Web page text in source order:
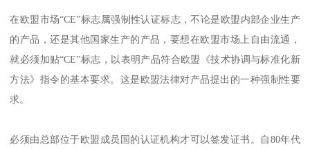
在欧盟市场“CE”标志属强制性认证标志，不论是欧盟内部企业生产
的产品，还是其他国家生产的产品，要想在欧盟市场上自由流通，
就必须加贴“CE”标志，以表明产品符合欧盟《技术协调与标准化新
方法》指令的基本要求。这是欧盟法律对产品提出的一种强制性要
求。
必须由总部位于欧盟成员国的认证机构才可以签发证书。自80年代